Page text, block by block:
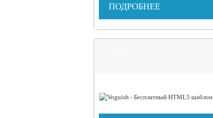
ПОДРОБНЕЕ